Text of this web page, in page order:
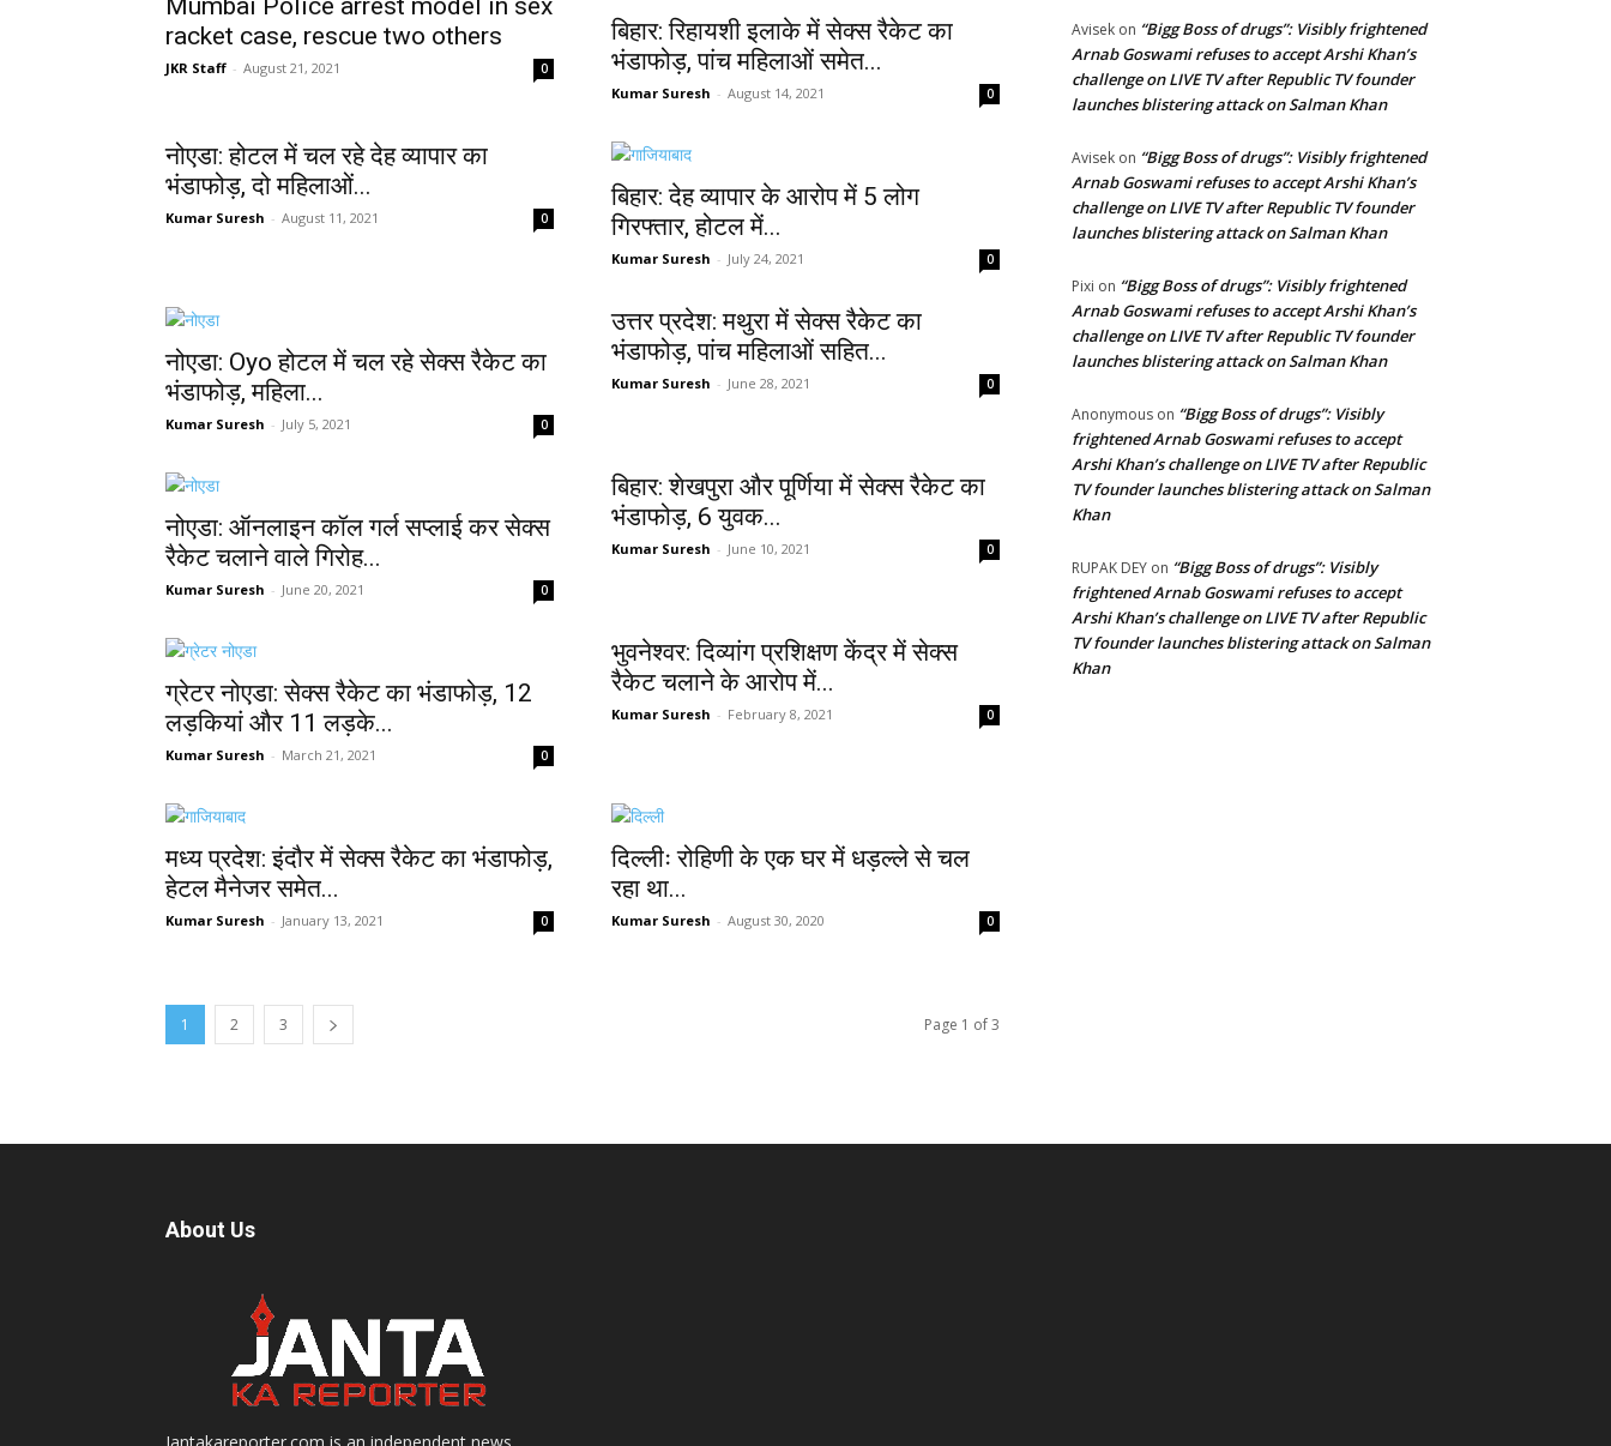
Mumbai Police arrest model in sex
racket case, rescue two others
JKR Staff - August 21, 2021 0
बिहार: रिहायशी इलाके में सेक्स रैकेट का
भंडाफोड़, पांच महिलाओं समेत...
Kumar Suresh - August 14, 2021 0
नोएडा: होटल में चल रहे देह व्यापार का
भंडाफोड़, दो महिलाओं...
Kumar Suresh - August 11, 2021 0
बिहार: देह व्यापार के आरोप में 5 लोग
गिरफ्तार, होटल में...
Kumar Suresh - July 24, 2021 0
नोएडा: Oyo होटल में चल रहे सेक्स रैकेट का
भंडाफोड़, महिला...
Kumar Suresh - July 5, 2021 0
उत्तर प्रदेश: मथुरा में सेक्स रैकेट का
भंडाफोड़, पांच महिलाओं सहित...
Kumar Suresh - June 28, 2021 0
नोएडा: ऑनलाइन कॉल गर्ल सप्लाई कर सेक्स
रैकेट चलाने वाले गिरोह...
Kumar Suresh - June 20, 2021 0
बिहार: शेखपुरा और पूर्णिया में सेक्स रैकेट का
भंडाफोड़, 6 युवक...
Kumar Suresh - June 10, 2021 0
ग्रेटर नोएडा: सेक्स रैकेट का भंडाफोड़, 12
लड़कियां और 11 लड़के...
Kumar Suresh - March 21, 2021 0
भुवनेश्वर: दिव्यांग प्रशिक्षण केंद्र में सेक्स
रैकेट चलाने के आरोप में...
Kumar Suresh - February 8, 2021 0
मध्य प्रदेश: इंदौर में सेक्स रैकेट का भंडाफोड़,
हेटल मैनेजर समेत...
Kumar Suresh - January 13, 2021 0
दिल्लीः रोहिणी के एक घर में धड़ल्ले से चल
रहा था...
Kumar Suresh - August 30, 2020 0
1 2 3 Page 1 of 3
Avisek on “Bigg Boss of drugs”: Visibly frightened
Arnab Goswami refuses to accept Arshi Khan’s
challenge on LIVE TV after Republic TV founder
launches blistering attack on Salman Khan
Avisek on “Bigg Boss of drugs”: Visibly frightened
Arnab Goswami refuses to accept Arshi Khan’s
challenge on LIVE TV after Republic TV founder
launches blistering attack on Salman Khan
Pixi on “Bigg Boss of drugs”: Visibly frightened
Arnab Goswami refuses to accept Arshi Khan’s
challenge on LIVE TV after Republic TV founder
launches blistering attack on Salman Khan
Anonymous on “Bigg Boss of drugs”: Visibly
frightened Arnab Goswami refuses to accept
Arshi Khan’s challenge on LIVE TV after Republic
TV founder launches blistering attack on Salman
Khan
RUPAK DEY on “Bigg Boss of drugs”: Visibly
frightened Arnab Goswami refuses to accept
Arshi Khan’s challenge on LIVE TV after Republic
TV founder launches blistering attack on Salman
Khan
About Us